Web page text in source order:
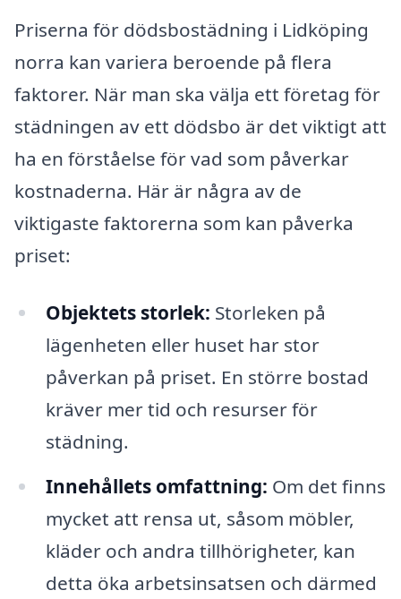
Priserna för dödsbostädning i Lidköping
norra kan variera beroende på flera
faktorer. När man ska välja ett företag för
städningen av ett dödsbo är det viktigt att
ha en förståelse för vad som påverkar
kostnaderna. Här är några av de
viktigaste faktorerna som kan påverka
priset:
Objektets storlek: Storleken på
lägenheten eller huset har stor
påverkan på priset. En större bostad
kräver mer tid och resurser för
städning.
Innehållets omfattning: Om det finns
mycket att rensa ut, såsom möbler,
kläder och andra tillhörigheter, kan
detta öka arbetsinsatsen och därmed